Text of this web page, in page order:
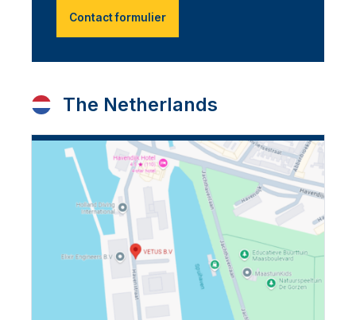
Contact formulier
The Netherlands